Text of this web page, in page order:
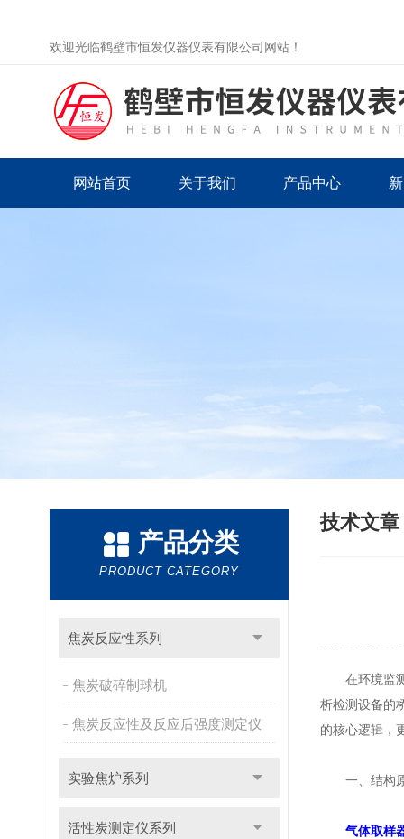
欢迎光临鹤壁市恒发仪器仪表有限公司网站！
网站首页 关于我们 产品中心
产品分类
PRODUCT CATEGORY
焦炭反应性系列
焦炭破碎制球机
焦炭反应性及反应后强度测定仪
实验焦炉系列
活性炭测定仪系列
技术文章
在环境监测
析检测设备的
的核心逻辑，
一、结构原
气体取样